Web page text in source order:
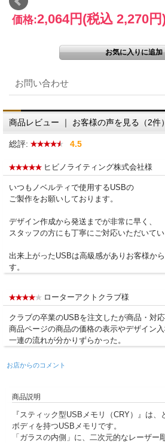
価格:2,064円 (税込 2,270円
お問い合わせ
商品レビュー ｜ お客様の声を見る（2件）
総評: 4.5
ヒビノライティング株式会社様
いつもノベルティで使用するUSBの
ご製作をお願いしております。
デザイン作成から発送までが非常に早く、
スタッフの方にも丁寧にご対応いただいてい
出来上がったUSBは高級感がありお客様か
す。
ローターアクトクラブ様
クラブの卒業のUSBを注文したが商品・対
商品ページの商品の価格の表示やデザイン
一連の流れが分かりずらかった。
お店からのコメント
商品説明
『スティック型USBメモリ（CRY）』は
ボディを持つUSBメモリです。
「ガラスの内側」に、二次元的なレーザー